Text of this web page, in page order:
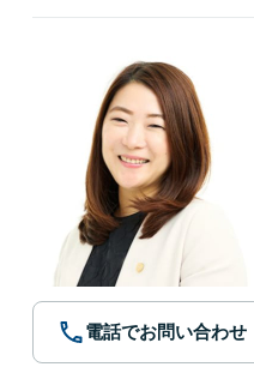
電話でお問い合わせ